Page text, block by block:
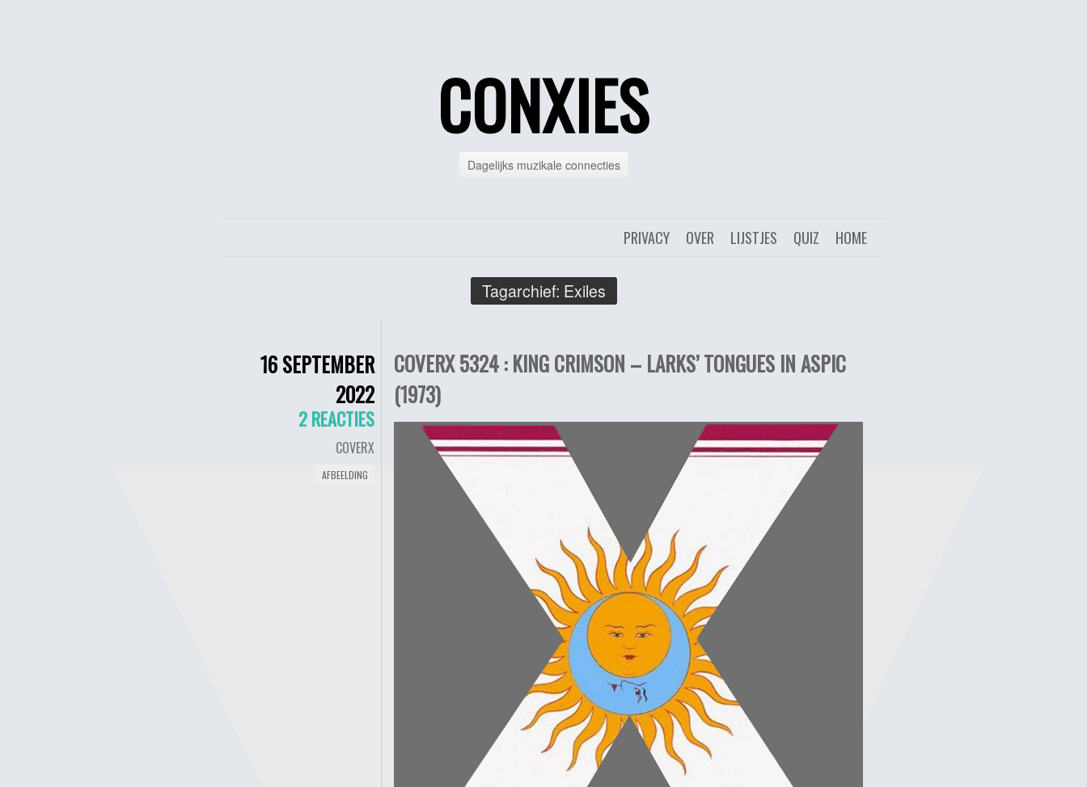
CONXIES
Dagelijks muzikale connecties
HOME
QUIZ
LIJSTJES
OVER
PRIVACY
Tagarchief: Exiles
16 SEPTEMBER
2022
2 REACTIES
COVERX
AFBEELDING
COVERX 5324 : KING CRIMSON – LARKS’ TONGUES IN ASPIC
(1973)